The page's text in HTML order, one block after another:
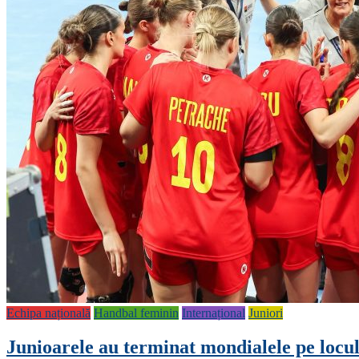
Echipa națională Handbal feminin Internațional Juniori
Junioarele au terminat mondialele pe